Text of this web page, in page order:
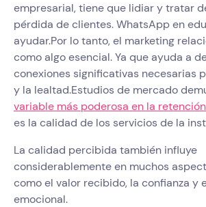
empresarial, tiene que lidiar y tratar
pérdida de clientes. WhatsApp en
ayudar.Por lo tanto, el marketing
como algo esencial. Ya que ayuda a
conexiones significativas necesarias
y la lealtad.Estudios de mercado
variable más poderosa en la
es la calidad de los servicios de la
La calidad percibida también influye
considerablemente en muchos
como el valor recibido, la confianza y
emocional.